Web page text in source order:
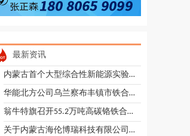
最新资讯
内蒙古首个大型综合性新能源实验实证基地项目加速推进
华能北方公司乌兰察布丰镇市铁合金绿色供电项目一期工程全面进入主体工程施工阶段
翁牛特旗召开55.2万吨高碳铬铁合金源网荷储一体化项目对接座谈会
关于内蒙古海伦博瑞科技有限公司高碳铬铁冶炼渣综合利用项目的情况说明